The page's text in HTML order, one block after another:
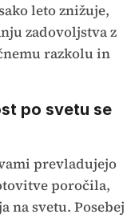
leto znižuje,
zadovoljstva z
razkolu in
po svetu se
prevladujejo
poročila,
na svetu. Posebej